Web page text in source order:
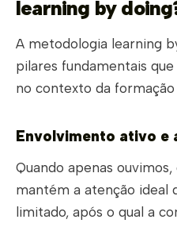
learning by
A metodologia learning
pilares fundamentais
no contexto da formação
Envolvimento ativo e
Quando apenas
mantém a atenção ideal
limitado, após o qual a